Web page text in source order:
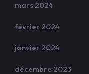
mars 2024
février 2024
janvier 2024
décembre 2023